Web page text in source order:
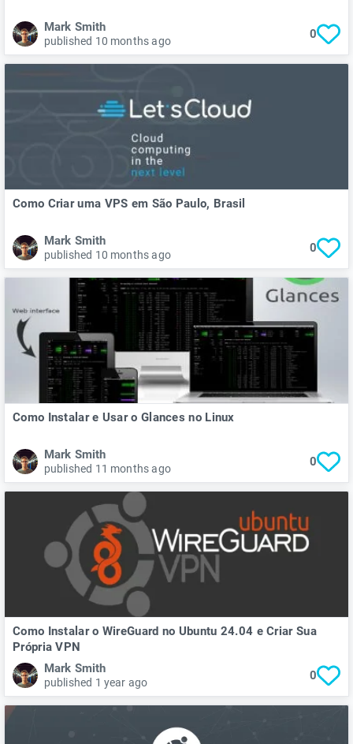
Mark Smith
published 10 months ago
0
Como Criar uma VPS em São Paulo, Brasil
Mark Smith
published 10 months ago
0
Como Instalar e Usar o Glances no Linux
Mark Smith
published 11 months ago
0
Como Instalar o WireGuard no Ubuntu 24.04 e Criar Sua
Própria VPN
Mark Smith
published 1 year ago
0